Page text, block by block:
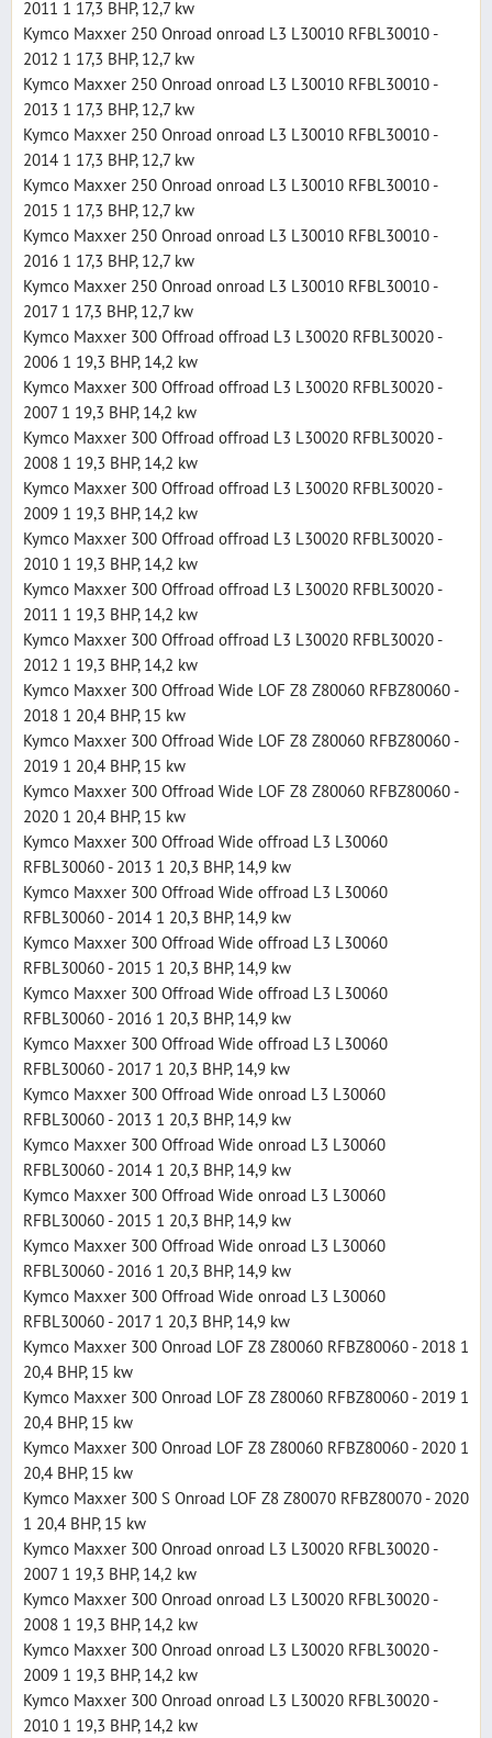
2011 1 17,3 BHP, 12,7 kw
Kymco Maxxer 250 Onroad onroad L3 L30010 RFBL30010 -
2012 1 17,3 BHP, 12,7 kw
Kymco Maxxer 250 Onroad onroad L3 L30010 RFBL30010 -
2013 1 17,3 BHP, 12,7 kw
Kymco Maxxer 250 Onroad onroad L3 L30010 RFBL30010 -
2014 1 17,3 BHP, 12,7 kw
Kymco Maxxer 250 Onroad onroad L3 L30010 RFBL30010 -
2015 1 17,3 BHP, 12,7 kw
Kymco Maxxer 250 Onroad onroad L3 L30010 RFBL30010 -
2016 1 17,3 BHP, 12,7 kw
Kymco Maxxer 250 Onroad onroad L3 L30010 RFBL30010 -
2017 1 17,3 BHP, 12,7 kw
Kymco Maxxer 300 Offroad offroad L3 L30020 RFBL30020 -
2006 1 19,3 BHP, 14,2 kw
Kymco Maxxer 300 Offroad offroad L3 L30020 RFBL30020 -
2007 1 19,3 BHP, 14,2 kw
Kymco Maxxer 300 Offroad offroad L3 L30020 RFBL30020 -
2008 1 19,3 BHP, 14,2 kw
Kymco Maxxer 300 Offroad offroad L3 L30020 RFBL30020 -
2009 1 19,3 BHP, 14,2 kw
Kymco Maxxer 300 Offroad offroad L3 L30020 RFBL30020 -
2010 1 19,3 BHP, 14,2 kw
Kymco Maxxer 300 Offroad offroad L3 L30020 RFBL30020 -
2011 1 19,3 BHP, 14,2 kw
Kymco Maxxer 300 Offroad offroad L3 L30020 RFBL30020 -
2012 1 19,3 BHP, 14,2 kw
Kymco Maxxer 300 Offroad Wide LOF Z8 Z80060 RFBZ80060 -
2018 1 20,4 BHP, 15 kw
Kymco Maxxer 300 Offroad Wide LOF Z8 Z80060 RFBZ80060 -
2019 1 20,4 BHP, 15 kw
Kymco Maxxer 300 Offroad Wide LOF Z8 Z80060 RFBZ80060 -
2020 1 20,4 BHP, 15 kw
Kymco Maxxer 300 Offroad Wide offroad L3 L30060
RFBL30060 - 2013 1 20,3 BHP, 14,9 kw
Kymco Maxxer 300 Offroad Wide offroad L3 L30060
RFBL30060 - 2014 1 20,3 BHP, 14,9 kw
Kymco Maxxer 300 Offroad Wide offroad L3 L30060
RFBL30060 - 2015 1 20,3 BHP, 14,9 kw
Kymco Maxxer 300 Offroad Wide offroad L3 L30060
RFBL30060 - 2016 1 20,3 BHP, 14,9 kw
Kymco Maxxer 300 Offroad Wide offroad L3 L30060
RFBL30060 - 2017 1 20,3 BHP, 14,9 kw
Kymco Maxxer 300 Offroad Wide onroad L3 L30060
RFBL30060 - 2013 1 20,3 BHP, 14,9 kw
Kymco Maxxer 300 Offroad Wide onroad L3 L30060
RFBL30060 - 2014 1 20,3 BHP, 14,9 kw
Kymco Maxxer 300 Offroad Wide onroad L3 L30060
RFBL30060 - 2015 1 20,3 BHP, 14,9 kw
Kymco Maxxer 300 Offroad Wide onroad L3 L30060
RFBL30060 - 2016 1 20,3 BHP, 14,9 kw
Kymco Maxxer 300 Offroad Wide onroad L3 L30060
RFBL30060 - 2017 1 20,3 BHP, 14,9 kw
Kymco Maxxer 300 Onroad LOF Z8 Z80060 RFBZ80060 - 2018 1
20,4 BHP, 15 kw
Kymco Maxxer 300 Onroad LOF Z8 Z80060 RFBZ80060 - 2019 1
20,4 BHP, 15 kw
Kymco Maxxer 300 Onroad LOF Z8 Z80060 RFBZ80060 - 2020 1
20,4 BHP, 15 kw
Kymco Maxxer 300 S Onroad LOF Z8 Z80070 RFBZ80070 - 2020
1 20,4 BHP, 15 kw
Kymco Maxxer 300 Onroad onroad L3 L30020 RFBL30020 -
2007 1 19,3 BHP, 14,2 kw
Kymco Maxxer 300 Onroad onroad L3 L30020 RFBL30020 -
2008 1 19,3 BHP, 14,2 kw
Kymco Maxxer 300 Onroad onroad L3 L30020 RFBL30020 -
2009 1 19,3 BHP, 14,2 kw
Kymco Maxxer 300 Onroad onroad L3 L30020 RFBL30020 -
2010 1 19,3 BHP, 14,2 kw